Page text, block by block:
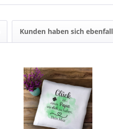
Kunden haben sich